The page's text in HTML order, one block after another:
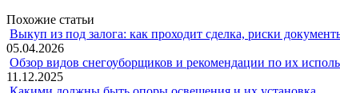
Похожие статьи
Выкуп из под залога: как проходит сделка, риски
05.04.2026
Обзор видов снегоуборщиков и рекомендации по их
11.12.2025